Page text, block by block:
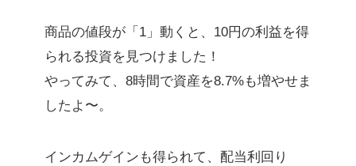
商品の値段が「1」動くと、10円の利益を得
られる投資を見つけました！
やってみて、8時間で資産を8.7%も増やせま
したよ〜。
インカムゲインも得られて、配当利回り